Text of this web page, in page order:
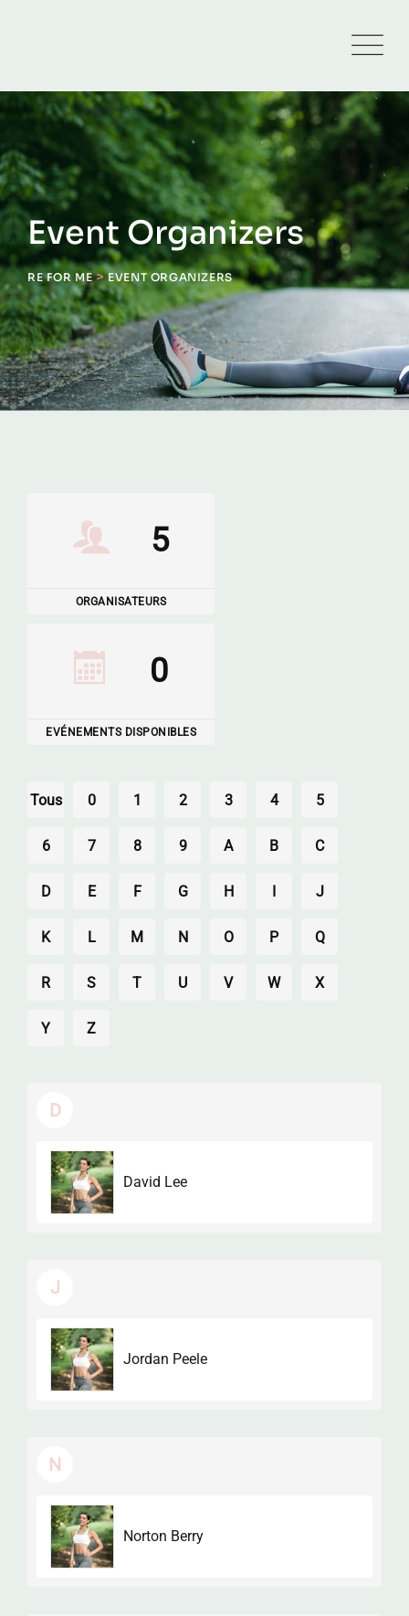
Event Organizers
RE FOR ME>EVENT ORGANIZERS
5
ORGANISATEURS
0
EVÉNEMENTS DISPONIBLES
Tous 0 1 2 3 4 5
6 7 8 9 A B C
D E F G H I J
K L M N O P Q
R S T U V W X
Y Z
D
David Lee
J
Jordan Peele
N
Norton Berry